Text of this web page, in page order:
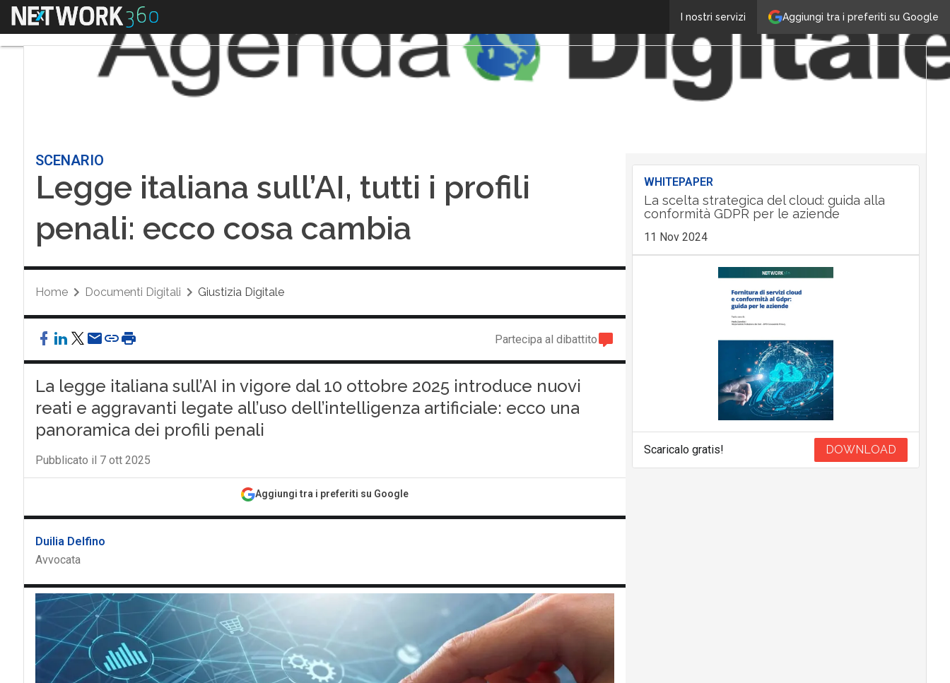
Aggiungi tra i preferiti su Google
I nostri servizi
Menu
SCENARIO
Legge italiana sull’AI, tutti i profili
penali: ecco cosa cambia
Home Documenti Digitali Giustizia Digitale
Partecipa al dibattito
La legge italiana sull’AI in vigore dal 10 ottobre 2025 introduce nuovi
reati e aggravanti legate all’uso dell’intelligenza artificiale: ecco una
panoramica dei profili penali
Pubblicato il 7 ott 2025
Aggiungi tra i preferiti su Google
Duilia Delfino
Avvocata
WHITEPAPER
La scelta strategica del cloud: guida alla
conformità GDPR per le aziende
11 Nov 2024
Scaricalo gratis! DOWNLOAD